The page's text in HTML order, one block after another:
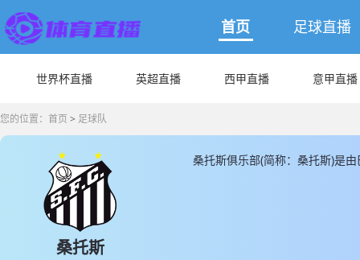
首页 足球直播
世界杯直播 英超直播 西甲直播 意甲直播
您的位置： 首页 > 足球队
桑托斯
桑托斯俱乐部(简称：桑托斯)是